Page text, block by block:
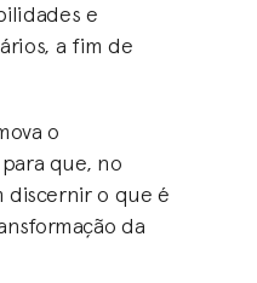
e
a fim de
o
que, no
discernir o que é
da